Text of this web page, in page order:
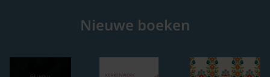
Nieuwe boeken